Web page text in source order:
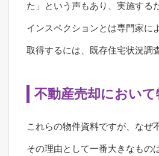
た」という声もあり、実施する
インスペクションとは専門家に
取得するには、既存住宅状況調
不動産売却におい
これらの物件資料ですが、なぜ
その理由として一番大きなもの